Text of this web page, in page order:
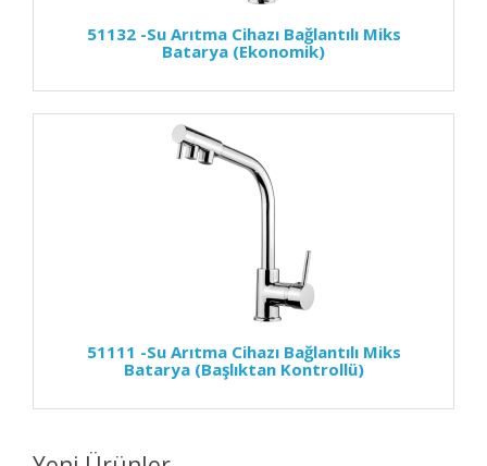
51132 -Su Arıtma Cihazı Bağlantılı Miks
Batarya (Ekonomik)
51111 -Su Arıtma Cihazı Bağlantılı Miks
Batarya (Başlıktan Kontrollü)